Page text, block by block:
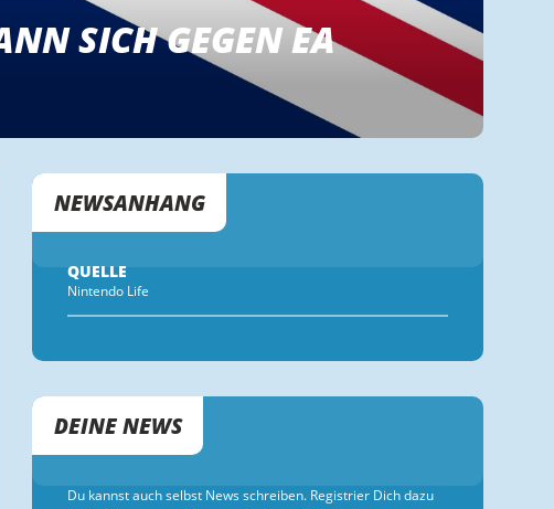
SICH GEGEN EA
NEWSANHANG
QUELLE
Nintendo Life
DEINE NEWS
Du kannst auch selbst News schreiben. Registrier Dich dazu